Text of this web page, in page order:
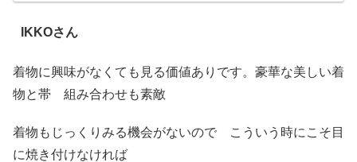
IKKOさん
着物に興味がなくても見る価値ありです。豪華な美しい着
物と帯 組み合わせも素敵
着物もじっくりみる機会がないので こういう時にこそ目
に焼き付けなければ